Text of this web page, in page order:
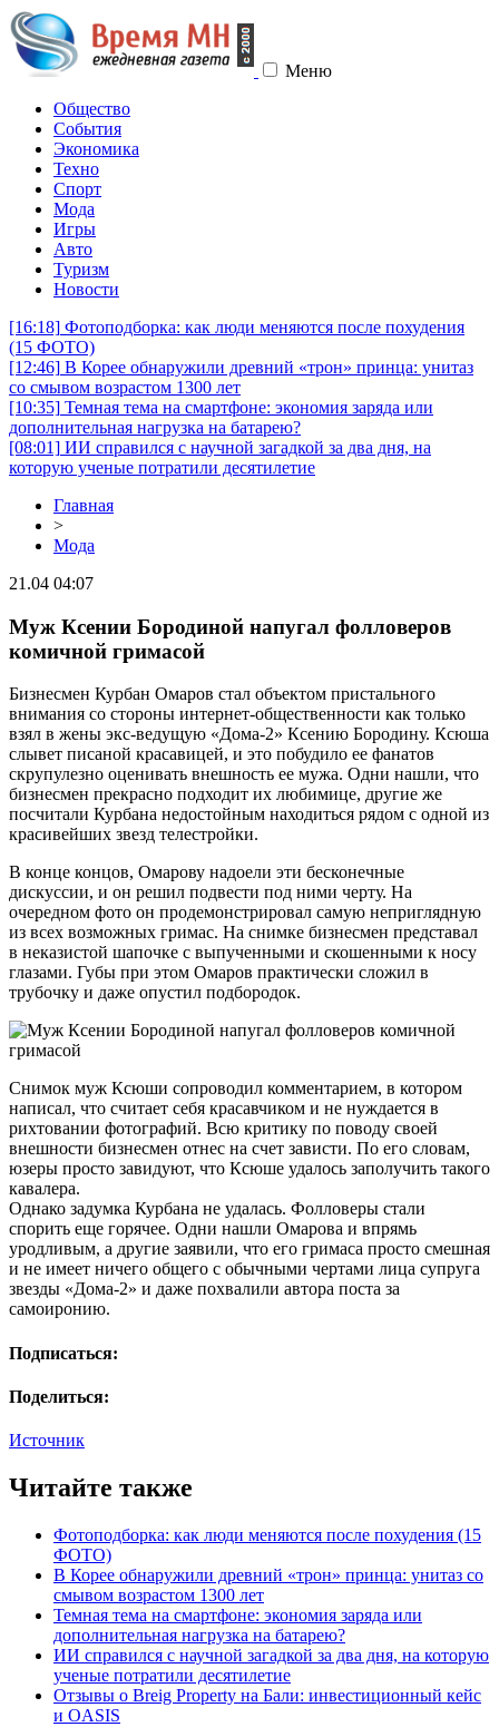
Меню
Общество
События
Экономика
Техно
Спорт
Мода
Игры
Авто
Туризм
Новости
[16:18] Фотоподборка: как люди меняются после похудения
(15 ФОТО)
[12:46] В Корее обнаружили древний «трон» принца: унитаз
со смывом возрастом 1300 лет
[10:35] Темная тема на смартфоне: экономия заряда или
дополнительная нагрузка на батарею?
[08:01] ИИ справился с научной загадкой за два дня, на
которую ученые потратили десятилетие
Главная
>
Мода
21.04 04:07
Муж Ксении Бородиной напугал фолловеров
комичной гримасой
Бизнесмен Курбан Омаров стал объектом пристального
внимания со стороны интернет-общественности как только
взял в жены экс-ведущую «Дома-2» Ксению Бородину. Ксюша
слывет писаной красавицей, и это побудило ее фанатов
скрупулезно оценивать внешность ее мужа. Одни нашли, что
бизнесмен прекрасно подходит их любимице, другие же
посчитали Курбана недостойным находиться рядом с одной из
красивейших звезд телестройки.
В конце концов, Омарову надоели эти бесконечные
дискуссии, и он решил подвести под ними черту. На
очередном фото он продемонстрировал самую неприглядную
из всех возможных гримас. На снимке бизнесмен представал
в неказистой шапочке с выпученными и скошенными к носу
глазами. Губы при этом Омаров практически сложил в
трубочку и даже опустил подбородок.
Снимок муж Ксюши сопроводил комментарием, в котором
написал, что считает себя красавчиком и не нуждается в
рихтовании фотографий. Всю критику по поводу своей
внешности бизнесмен отнес на счет зависти. По его словам,
юзеры просто завидуют, что Ксюше удалось заполучить такого
кавалера.
Однако задумка Курбана не удалась. Фолловеры стали
спорить еще горячее. Одни нашли Омарова и впрямь
уродливым, а другие заявили, что его гримаса просто смешная
и не имеет ничего общего с обычными чертами лица супруга
звезды «Дома-2» и даже похвалили автора поста за
самоиронию.
Подписаться:
Поделиться:
Источник
Читайте также
Фотоподборка: как люди меняются после похудения (15
ФОТО)
В Корее обнаружили древний «трон» принца: унитаз со
смывом возрастом 1300 лет
Темная тема на смартфоне: экономия заряда или
дополнительная нагрузка на батарею?
ИИ справился с научной загадкой за два дня, на которую
ученые потратили десятилетие
Отзывы о Breig Property на Бали: инвестиционный кейс
и OASIS